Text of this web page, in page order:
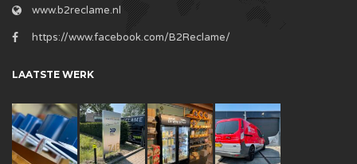
www.b2reclame.nl
https://www.facebook.com/B2Reclame/
LAATSTE WERK